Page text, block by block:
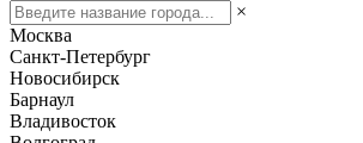
×
Москва
Санкт-Петербург
Новосибирск
Барнаул
Владивосток